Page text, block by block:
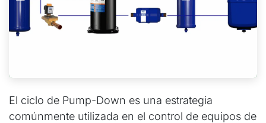
El ciclo de Pump-Down es una estrategia
comúnmente utilizada en el control de equipos de